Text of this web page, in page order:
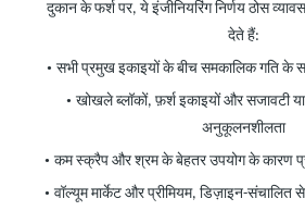
दुकान के फर्श पर, ये इंजीनियरिंग निर्णय ठोस
देते हैं:
• सभी प्रमुख इकाइयों के बीच समकालिक गति के
• खोखले ब्लॉकों, फ़र्श इकाइयों और सजावटी या
अनुकूलनशीलता
• कम स्क्रैप और श्रम के बेहतर उपयोग के कारण
• वॉल्यूम मार्केट और प्रीमियम, डिज़ाइन-संचालित